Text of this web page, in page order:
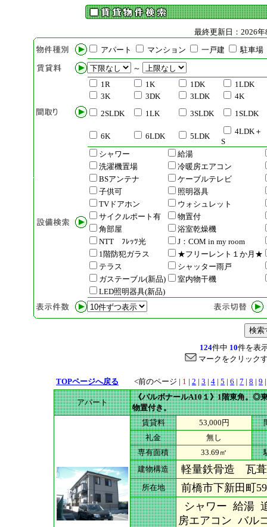
最終更新日：2026年
アパート
マンション 一戸建 駐車場
～
1R
1K 1DK
1LDK
3K
3DK 3LDK
4K
2SLDK
1LK 3SLDK 1SLDK
6K 6LDK 5LDK
4LDK＋
S
シャワー
給湯
洗濯機置場
冷暖房エアコン
BSアンテナ
ケーブルテレビ
子供可
照明器具
TVドアホン
ウォシュレット
サイクルポート有
物置付
角部屋
浴室乾燥機
NTT ﾌﾚｯﾂ光
J：COM in my room
1階防犯ガラス
★フリーレント１か月★
テラス
シャッター雨戸
ガステーブル(新品)
室内物干機
LED照明器具(新品)
124件中 10件を表
マークをクリック
TOPページへ戻る <前のページ | 1 | 2 | 3 | 4 | 5 | 6 | 7 | 8 | 9
アパート
《パルボナールA10１》1階東角。◎
物置付き。
賃貸料
53,000円
礼金
無し
専有面積
33.69㎡
建物構造
軽量鉄骨造 瓦
所在地 前橋市下新田町
シャワー 給湯
房エアコン バル